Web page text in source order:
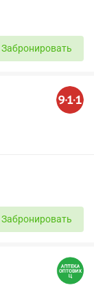
Забронировать
Забронировать